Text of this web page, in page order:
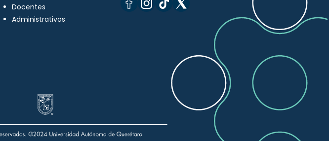
Docentes
Administrativos